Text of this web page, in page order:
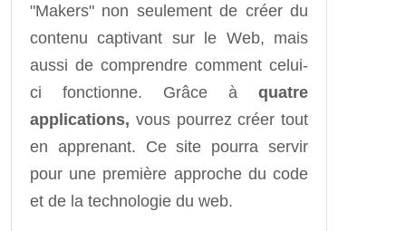
"Makers" non seulement de créer du
contenu captivant sur le Web, mais
aussi de comprendre comment celui-
ci fonctionne. Grâce à quatre
applications, vous pourrez créer tout
en apprenant. Ce site pourra servir
pour une première approche du code
et de la technologie du web.